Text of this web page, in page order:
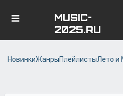
MUSIC-
2025.RU
НовинкиЖанрыПлейлистыЛето и